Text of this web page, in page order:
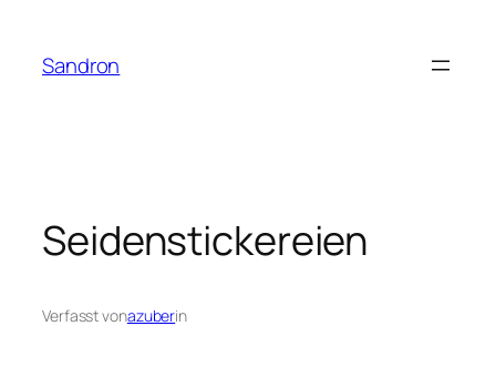
springen
Sandron
Seidenstickereien
Verfasst vonazuberin